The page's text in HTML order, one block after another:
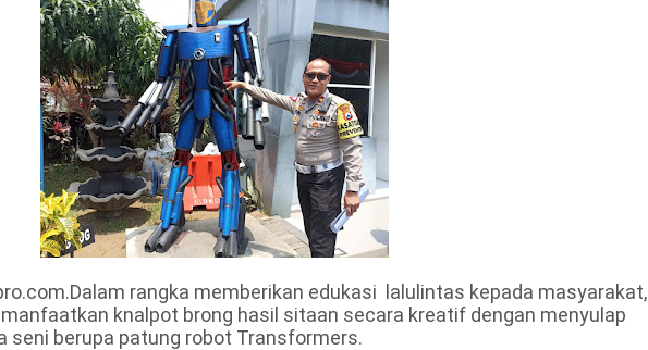
rangka memberikan edukasi lalulintas kepada masyarakat,
knalpot brong hasil sitaan secara kreatif dengan menyulap
seni berupa patung robot Transformers.